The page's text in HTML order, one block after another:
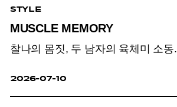
STYLE
MUSCLE MEMORY
찰나의 몸짓, 두 남자의 육체미 소동.
2026-07-10